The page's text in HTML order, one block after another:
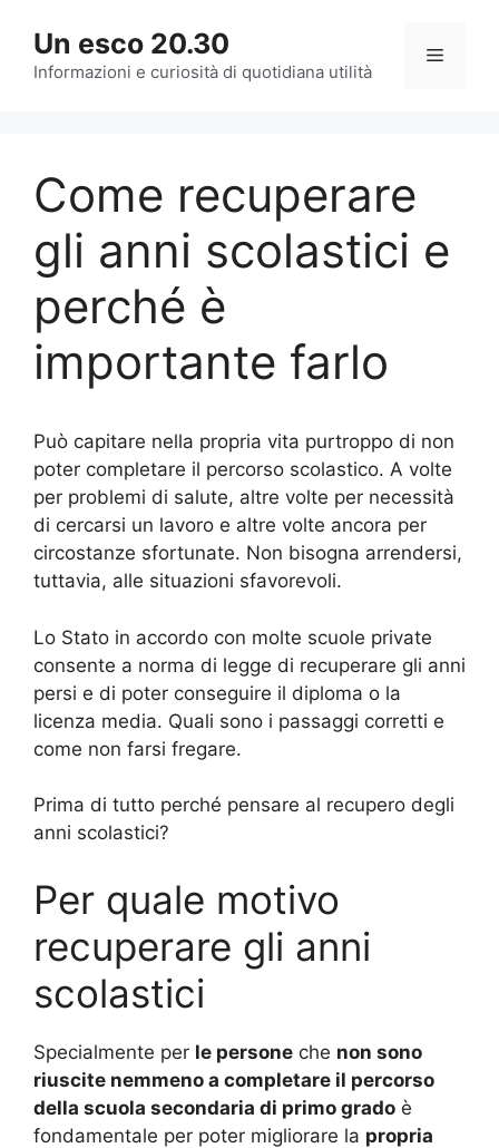
contenuto
Un esco 20.30
Informazioni e curiosità di quotidiana utilità
Menu
Come recuperare
gli anni scolastici e
perché è
importante farlo
Può capitare nella propria vita purtroppo di non
poter completare il percorso scolastico. A volte
per problemi di salute, altre volte per necessità
di cercarsi un lavoro e altre volte ancora per
circostanze sfortunate. Non bisogna arrendersi,
tuttavia, alle situazioni sfavorevoli.
Lo Stato in accordo con molte scuole private
consente a norma di legge di recuperare gli anni
persi e di poter conseguire il diploma o la
licenza media. Quali sono i passaggi corretti e
come non farsi fregare.
Prima di tutto perché pensare al recupero degli
anni scolastici?
Per quale motivo
recuperare gli anni
scolastici
Specialmente per le persone che non sono
riuscite nemmeno a completare il percorso
della scuola secondaria di primo grado è
fondamentale per poter migliorare la propria